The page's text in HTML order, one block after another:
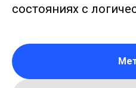
состояниях с